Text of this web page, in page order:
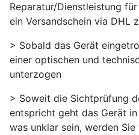
Reparatur/Dienstleistung
ein Versandschein via DHL
> Sobald das Gerät
einer optischen und
unterzogen
> Soweit die Sichtprüfung
entspricht geht das Gerät
was unklar sein, werden